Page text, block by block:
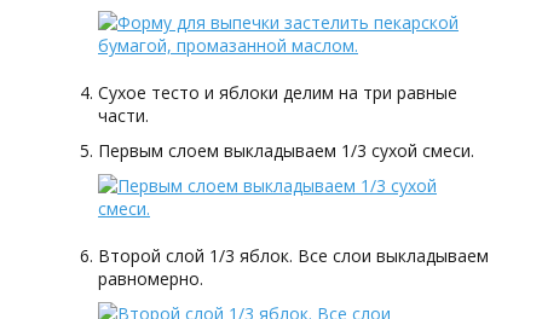
Сухое тесто и яблоки делим на три равные
части.
Первым слоем выкладываем 1/3 сухой смеси.
Второй слой 1/3 яблок. Все слои выкладываем
равномерно.